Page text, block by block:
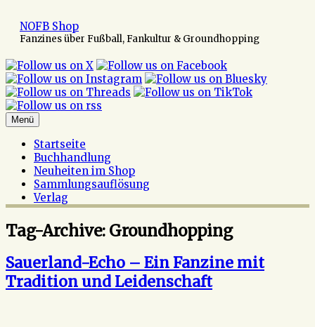
Inhalt
springen
NOFB Shop
Fanzines über Fußball, Fankultur & Groundhopping
Menü
Startseite
Buchhandlung
Neuheiten im Shop
Sammlungsauflösung
Verlag
Tag-Archive: Groundhopping
Sauerland-Echo – Ein Fanzine mit
Tradition und Leidenschaft